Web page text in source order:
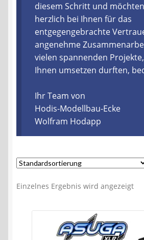
Elektro- und Elektronikgeräte
Öle- und Schmierstoff
Vereine & Foren
Kontakt
diesem Schritt und
herzlich bei Ihnen für das
entgegengebrachte
angenehme
vielen spannenden
Ihnen umsetzen durften,
Ihr Team von
Hodis-Modellbau-Ecke
Wolfram Hodapp
Einzelnes Ergebnis wird angezeigt